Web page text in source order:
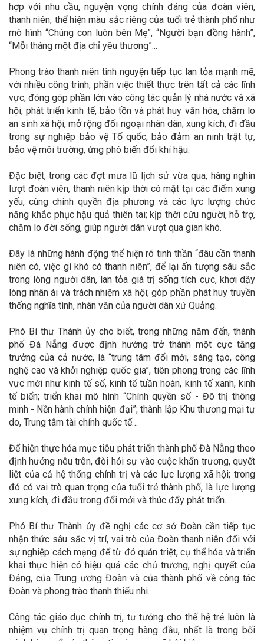
hợp với nhu cầu, nguyện vọng chính đáng của đoàn viên,
thanh niên, thể hiện màu sắc riêng của tuổi trẻ thành phố như
mô hình “Chúng con luôn bên Mẹ”, “Người bạn đồng hành”,
“Mỗi tháng một địa chỉ yêu thương”...
Phong trào thanh niên tình nguyện tiếp tục lan tỏa mạnh mẽ,
với nhiều công trình, phần việc thiết thực trên tất cả các lĩnh
vực, đóng góp phần lớn vào công tác quản lý nhà nước và xã
hội, phát triển kinh tế, bảo tồn và phát huy văn hóa, chăm lo
an sinh xã hội, mở rộng đối ngoại nhân dân; xung kích, đi đầu
trong sự nghiệp bảo vệ Tổ quốc, bảo đảm an ninh trật tự,
bảo vệ môi trường, ứng phó biến đổi khí hậu.
Đặc biệt, trong các đợt mưa lũ lịch sử vừa qua, hàng nghìn
lượt đoàn viên, thanh niên kịp thời có mặt tại các điểm xung
yếu, cùng chính quyền địa phương và các lực lượng chức
năng khắc phục hậu quả thiên tai; kịp thời cứu người, hỗ trợ,
chăm lo đời sống, giúp người dân vượt qua gian khó.
Đây là những hành động thể hiện rõ tinh thần “đâu cần thanh
niên có, việc gì khó có thanh niên”, để lại ấn tượng sâu sắc
trong lòng người dân, lan tỏa giá trị sống tích cực, khơi dậy
lòng nhân ái và trách nhiệm xã hội; góp phần phát huy truyền
thống nghĩa tình, nhân văn của người dân xứ Quảng.
Phó Bí thư Thành ủy cho biết, trong những năm đến, thành
phố Đà Nẵng được định hướng trở thành một cực tăng
trưởng của cả nước, là “trung tâm đổi mới, sáng tạo, công
nghệ cao và khởi nghiệp quốc gia”, tiên phong trong các lĩnh
vực mới như kinh tế số, kinh tế tuần hoàn, kinh tế xanh, kinh
tế biển; triển khai mô hình “Chính quyền số - Đô thị thông
minh - Nền hành chính hiện đại”; thành lập Khu thương mại tự
do, Trung tâm tài chính quốc tế…
Để hiện thực hóa mục tiêu phát triển thành phố Đà Nẵng theo
định hướng nêu trên, đòi hỏi sự vào cuộc khẩn trương, quyết
liệt của cả hệ thống chính trị và các lực lượng xã hội; trong
đó có vai trò quan trọng của tuổi trẻ thành phố, là lực lượng
xung kích, đi đầu trong đổi mới và thúc đẩy phát triển.
Phó Bí thư Thành ủy đề nghị các cơ sở Đoàn cần tiếp tục
nhận thức sâu sắc vị trí, vai trò của Đoàn thanh niên đối với
sự nghiệp cách mạng để từ đó quán triệt, cụ thể hóa và triển
khai thực hiện có hiệu quả các chủ trương, nghị quyết của
Đảng, của Trung ương Đoàn và của thành phố về công tác
Đoàn và phong trào thanh thiếu nhi.
Công tác giáo dục chính trị, tư tưởng cho thế hệ trẻ luôn là
nhiệm vụ chính trị quan trọng hàng đầu, nhất là trong bối